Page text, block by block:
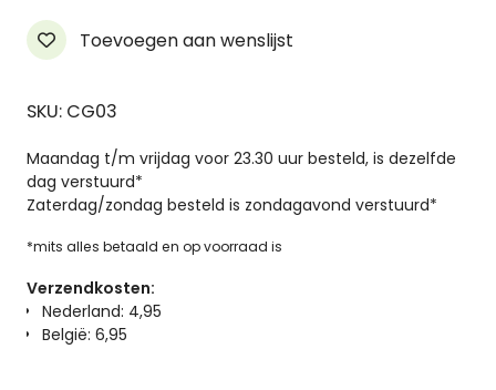
aantal
Toevoegen aan wenslijst
SKU: CG03
Maandag t/m vrijdag voor 23.30 uur besteld, is dezelfde
dag verstuurd*
Zaterdag/zondag besteld is zondagavond verstuurd*
*mits alles betaald en op voorraad is
Verzendkosten:
Nederland: 4,95
België: 6,95